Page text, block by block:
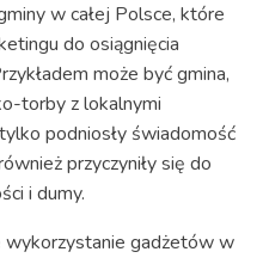
w całej Polsce, które
do osiągnięcia
może być gmina,
torby z lokalnymi
podniosły świadomość
przyczyniły się do
i dumy.
wykorzystanie gadżetów w